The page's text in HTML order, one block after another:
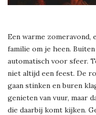
Een warme zomeravond,
familie om je heen.
automatisch voor sfeer.
niet altijd een feest. De
gaan stinken en buren
genieten van vuur, maar
die daarbij komt kijken.